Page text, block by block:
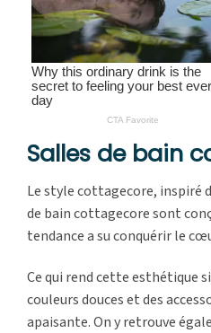
Salles de bain
Le style cottagecore, inspiré
de bain cottagecore sont
tendance a su conquérir le
Ce qui rend cette esthétique
couleurs douces et des
apaisante. On y retrouve